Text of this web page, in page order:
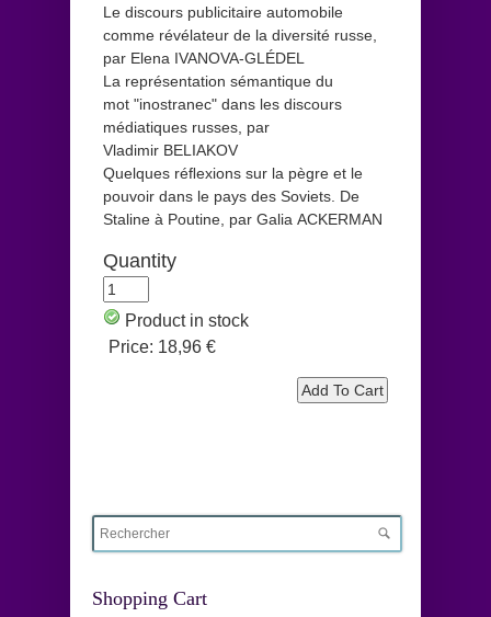
Le discours publicitaire automobile
comme révélateur de la diversité russe,
par Elena IVANOVA-GLÉDEL
La représentation sémantique du
mot "inostranec" dans les discours
médiatiques russes, par
Vladimir BELIAKOV
Quelques réﬂexions sur la pègre et le
pouvoir dans le pays des Soviets. De
Staline à Poutine, par Galia ACKERMAN
Quantity
Product in stock
Price: 18,96 €
Shopping Cart